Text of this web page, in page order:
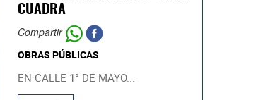
CUADRA
Compartir
OBRAS PÚBLICAS
EN CALLE 1° DE MAYO...